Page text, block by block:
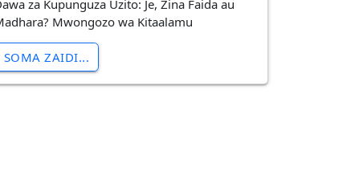
za Kupunguza Uzito: Je, Zina Faida au
Mwongozo wa Kitaalamu
SOMA ZAIDI...